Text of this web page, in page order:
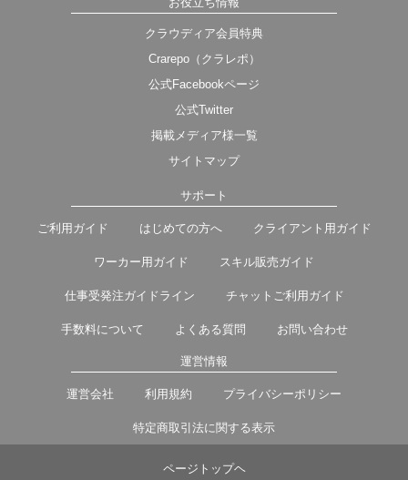
クラウディア会員特典
Crarepo（クラレポ）
公式Facebookページ
公式Twitter
掲載メディア様一覧
サイトマップ
サポート
ご利用ガイド はじめての方へ クライアント用ガイド
ワーカー用ガイド スキル販売ガイド
仕事受発注ガイドライン チャットご利用ガイド
手数料について よくある質問 お問い合わせ
運営情報
運営会社 利用規約 プライバシーポリシー
特定商取引法に関する表示
ページトップヘ